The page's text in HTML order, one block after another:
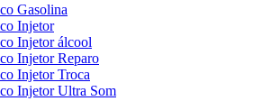
Gasolina
Injetor
Injetor álcool
Injetor Reparo
Injetor Troca
Injetor Ultra Som